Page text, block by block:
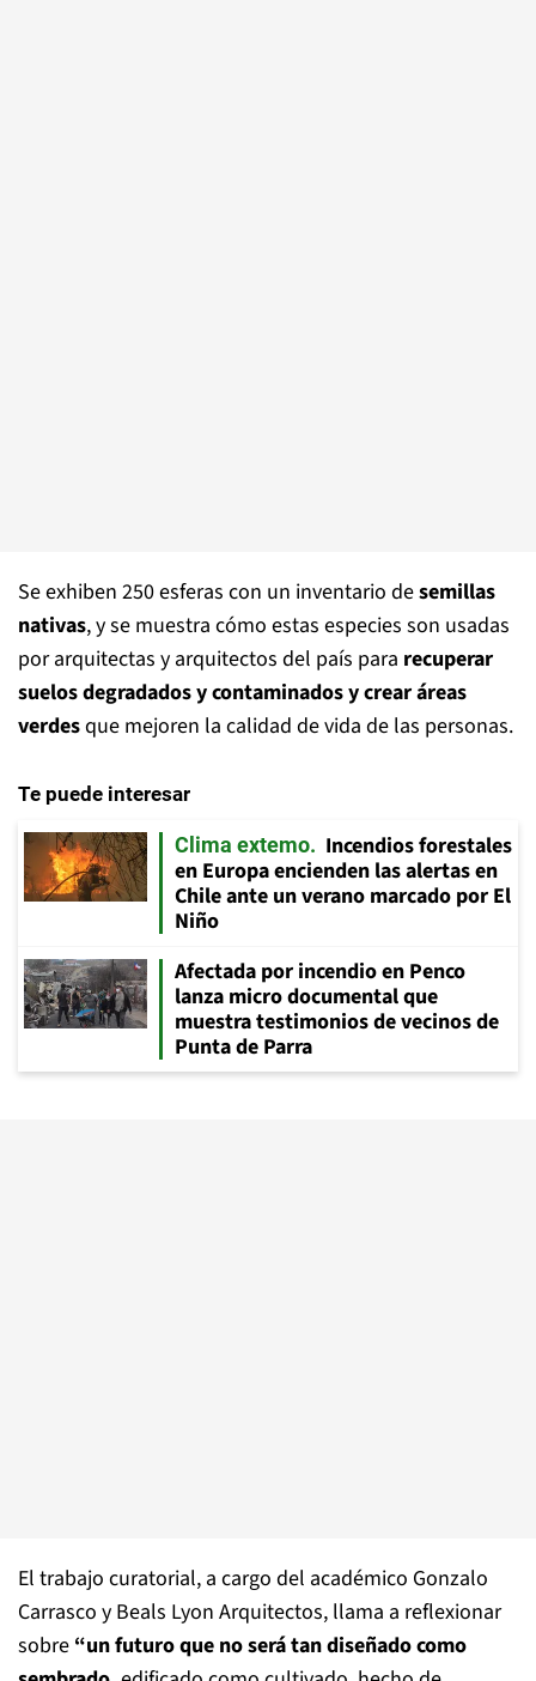
Se exhiben 250 esferas con un inventario desemillas
nativas, y se muestra cómo estas especies son usadas
por arquitectas y arquitectos del país para recuperar
suelos degradados y contaminados y crear áreas
verdesque mejoren la calidad de vida de las personas.
Te puede interesar
Clima extemo
Incendios forestales
en Europa encienden las alertas en
Chile ante un verano marcado por El
Niño
Afectada por incendio en Penco
lanza micro documental que
muestra testimonios de vecinos de
Punta de Parra
El trabajo curatorial, a cargo del académico Gonzalo
Carrasco y Beals Lyon Arquitectos, llama a reflexionar
sobre “un futuro que no será tan diseñado como